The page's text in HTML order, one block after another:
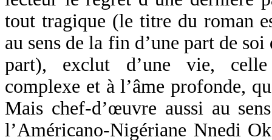
tout tragique (le titre du roman
au sens de la fin d’une part de
part), exclut d’une vie,
complexe et à l’âme profonde,
Mais chef-d’œuvre aussi au
l’Américano-Nigériane Nnedi